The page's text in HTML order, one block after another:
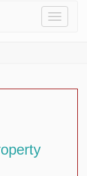
Toggle